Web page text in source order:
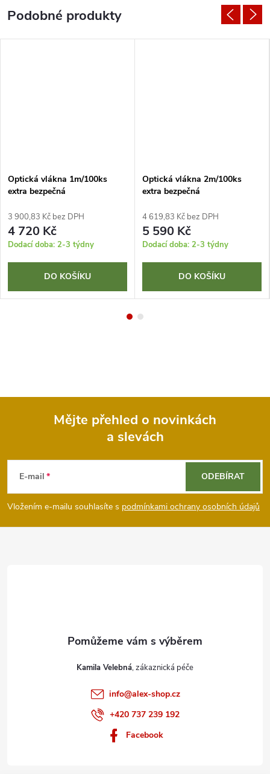
Optická vlákna 1m/100ks
extra bezpečná
3 900,83 Kč bez DPH
4 720 Kč
Dodací doba: 2-3 týdny
DO KOŠÍKU
Optická vlákna 2m/100ks
extra bezpečná
4 619,83 Kč bez DPH
5 590 Kč
Dodací doba: 2-3 týdny
DO KOŠÍKU
p
Mějte přehled o novinkách
a slevách
E-mail
Vložením e-mailu souhlasíte s podmínkami ochrany osobních údajů
ODEBÍRAT
Kamila Velebná
info@alex-shop.cz
+420 737 239 192
Facebook